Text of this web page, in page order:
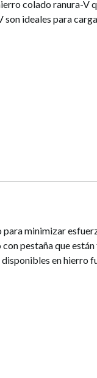
colado ranura-V
ideales para
minimizar
pestaña que
disponibles en hierro